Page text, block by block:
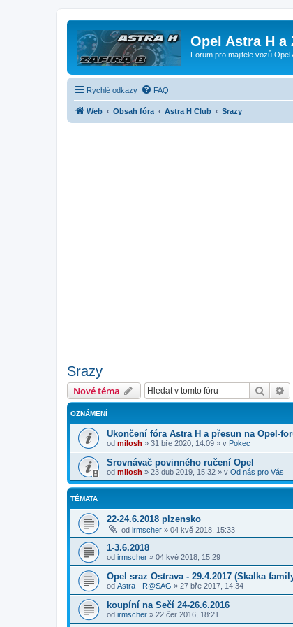
Opel Astra H a
Forum pro majitele vozů Opel
Rychlé odkazy FAQ
Web Obsah fóra Astra H Club Srazy
Srazy
Nové téma Hledat
OZNÁMENÍ
Ukončení fóra Astra H a přesun na Opel-
od milosh » 31 bře 2020, 14:09 » v Pokec
Srovnávač povinného ručení Opel
od milosh » 23 dub 2019, 15:32 » v Od nás pro Vás
TÉMATA
22-24.6.2018 plzensko
od irmscher » 04 kvě 2018, 15:33
1-3.6.2018
od irmscher » 04 kvě 2018, 15:29
Opel sraz Ostrava - 29.4.2017 (Skalka
od Astra - R@SAG » 27 bře 2017, 14:34
koupíní na Sečí 24-26.6.2016
od irmscher » 22 čer 2016, 18:21